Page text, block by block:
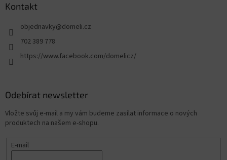
Kontakt
objednavky@domeli.cz
702 389 778
https://www.facebook.com/domelicz/
Odebírat newsletter
Vložte svůj e-mail a my vám budeme zasílat informace o nových
produktech na našem e-shopu.
E-mail